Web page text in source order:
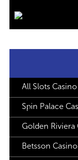
All Slots Casino
Spin Palace
Golden Riviera
Betsson